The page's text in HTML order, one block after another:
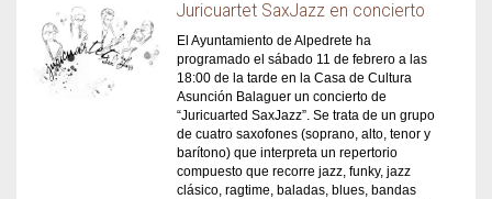
Juricuartet SaxJazz en concierto
El Ayuntamiento de Alpedrete ha
programado el sábado 11 de febrero a las
18:00 de la tarde en la Casa de Cultura
Asunción Balaguer un concierto de
“Juricuarted SaxJazz”. Se trata de un grupo
de cuatro saxofones (soprano, alto, tenor y
barítono) que interpreta un repertorio
compuesto que recorre jazz, funky, jazz
clásico, ragtime, baladas, blues, bandas